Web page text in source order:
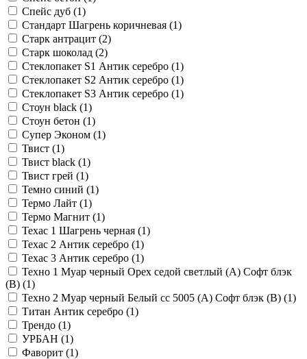
Спейс дуб (1)
Стандарт Шагрень коричневая (1)
Старк антрацит (2)
Старк шоколад (2)
Стеклопакет S1 Антик серебро (1)
Стеклопакет S2 Антик серебро (1)
Стеклопакет S3 Антик серебро (1)
Стоун black (1)
Стоун бетон (1)
Супер Эконом (1)
Твист (1)
Твист black (1)
Твист грей (1)
Темно синий (1)
Термо Лайт (1)
Термо Магнит (1)
Техас 1 Шагрень черная (1)
Техас 2 Антик серебро (1)
Техас 3 Антик серебро (1)
Техно 1 Муар черный Орех седой светлый (А) Софт блэк
(В) (1)
Техно 2 Муар черный Белый сс 5005 (А) Софт блэк (В) (1)
Титан Антик серебро (1)
Трендо (1)
УРБАН (1)
Фаворит (1)